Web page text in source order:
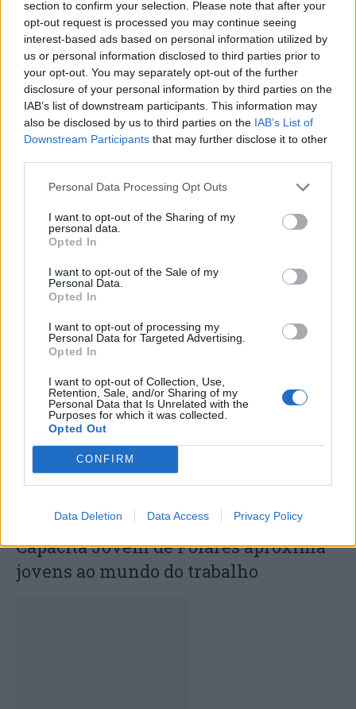
section to confirm your selection. Please note that after your
opt-out request is processed you may continue seeing
interest-based ads based on personal information utilized by
us or personal information disclosed to third parties prior to
your opt-out. You may separately opt-out of the further
disclosure of your personal information by third parties on the
IAB’s list of downstream participants. This information may
also be disclosed by us to third parties on the IAB’s List of
Downstream Participants that may further disclose it to other
Personal Data Processing Opt Outs
I want to opt-out of the Sharing of my
personal data.
Opted In
I want to opt-out of the Sale of my
Personal Data.
Opted In
I want to opt-out of processing my
Personal Data for Targeted Advertising.
Opted In
I want to opt-out of Collection, Use,
Retention, Sale, and/or Sharing of my
Personal Data that Is Unrelated with the
Purposes for which it was collected.
Opted Out
CONFIRM
Data Deletion Data Access Privacy Policy
Eleições: Câmara da Feira
elimina publicação no
Facebook por indicação da
CNE
IPMA eleva para vermelho
aviso de agitação
marítima para sete
distritos na sexta-feira
ARTIGOS RELACIONADOSMAIS DO AUTOR
Deputados do PSD saúdam Banda
Sinfónica da ARMAB pelo 1º lugar no
Capacita Jovem de Poiares aproxima
jovens ao mundo do trabalho